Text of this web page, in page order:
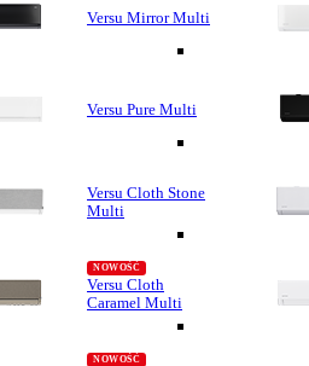
Versu Mirror Multi
Versu Pure Multi
Versu Cloth Stone
Multi
Versu Cloth
Caramel Multi